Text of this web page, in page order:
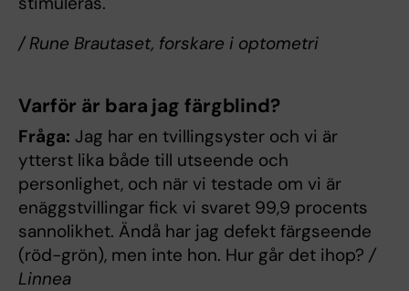
/ Rune Brautaset, forskare i optometri
Varför är bara jag färgblind?
Fråga: Jag har en tvillingsyster och vi är
ytterst lika både till utseende och
personlighet, och när vi testade om vi är
enäggstvillingar fick vi svaret 99,9 procents
sannolikhet. Ändå har jag defekt färgseende
(röd-grön), men inte hon. Hur går det ihop? /
Linnea